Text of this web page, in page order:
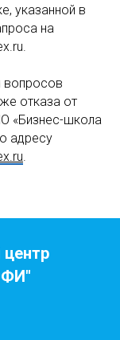
указанной в
на
вопросов
отказа от
«Бизнес-школа
адресу
.